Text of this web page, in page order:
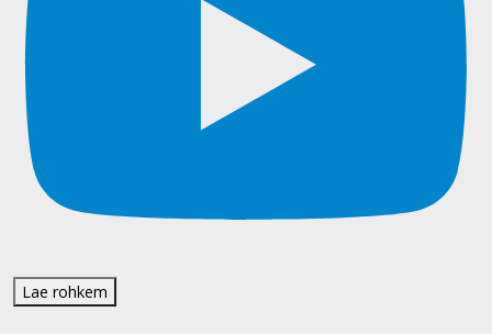
Lae rohkem